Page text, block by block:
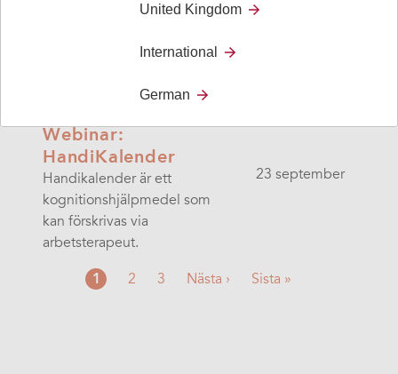
av Abilias senast utecklade
Webinar:
HandiKalender
Handikalender är ett
kognitionshjälpmedel som
kan förskrivas via
arbetsterapeut.
23 september
Nuvarande
1 Sida
2 Sida
3
Nästa
Nästa ›
Sista
Sista »
United Kingdom
International
German